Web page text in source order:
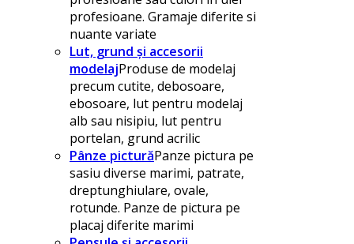
profesioane. Gramaje diferite si
nuante variate
Lut, grund și accesorii
modelajProduse de modelaj
precum cutite, debosoare,
ebosoare, lut pentru modelaj
alb sau nisipiu, lut pentru
portelan, grund acrilic
Pânze picturăPanze pictura pe
sasiu diverse marimi, patrate,
dreptunghiulare, ovale,
rotunde. Panze de pictura pe
placaj diferite marimi